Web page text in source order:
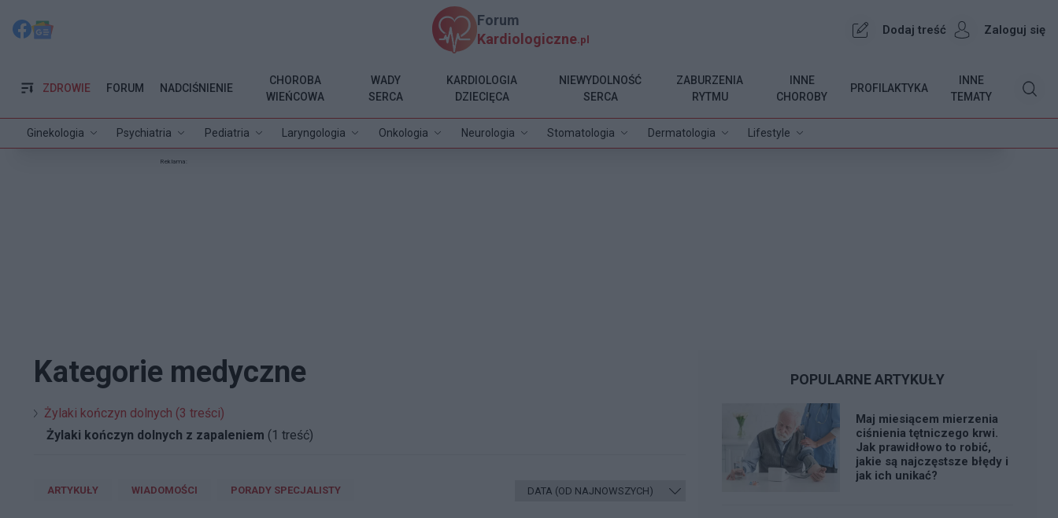
Forum
Kardiologiczne .pl
Dodaj treść Zaloguj się
ZDROWIE
Ginekologia Psychiatria Pediatria Laryngologia Onkologia Neurologia Stomatologia Dermatologia Lifestyle
FORUM NADCIŚNIENIE
CHOROBA
WIEŃCOWA
WADY
SERCA
KARDIOLOGIA
DZIECIĘCA
NIEWYDOLNOŚĆ
SERCA
ZABURZENIA
RYTMU
INNE
CHOROBY
PROFILAKTYKA
INNE
TEMATY
Reklama:
Kategorie medyczne
Żylaki kończyn dolnych (3 treści)
Żylaki kończyn dolnych z zapaleniem (1 treść)
ARTYKUŁY WIADOMOŚCI PORADY SPECJALISTY
POPULARNE ARTYKUŁY
Maj miesiącem mierzenia
ciśnienia tętniczego krwi.
Jak prawidłowo to robić,
jakie są najczęstsze błędy i
jak ich unikać?